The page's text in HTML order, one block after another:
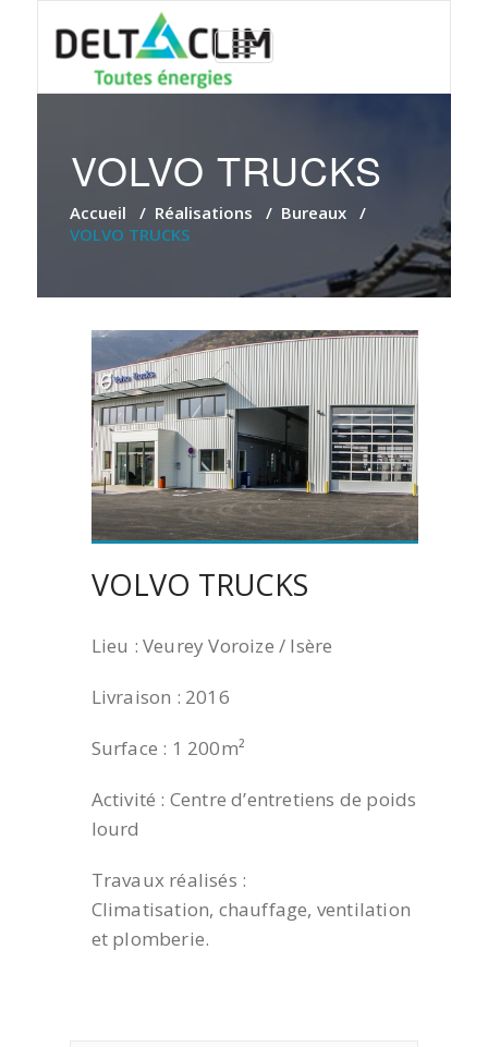
TOGGLE
NAVIGATION
VOLVO TRUCKS
Accueil / Réalisations / Bureaux/
VOLVO TRUCKS
VOLVO TRUCKS
Lieu : Veurey Voroize / Isère
Livraison : 2016
Surface : 1 200m²
Activité : Centre d’entretiens de poids
lourd
Travaux réalisés :
Climatisation, chauffage, ventilation
et plomberie.